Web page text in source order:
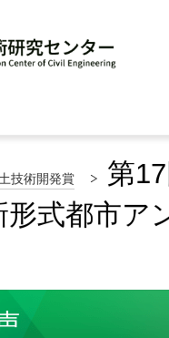
技術開発賞
第
形式都市